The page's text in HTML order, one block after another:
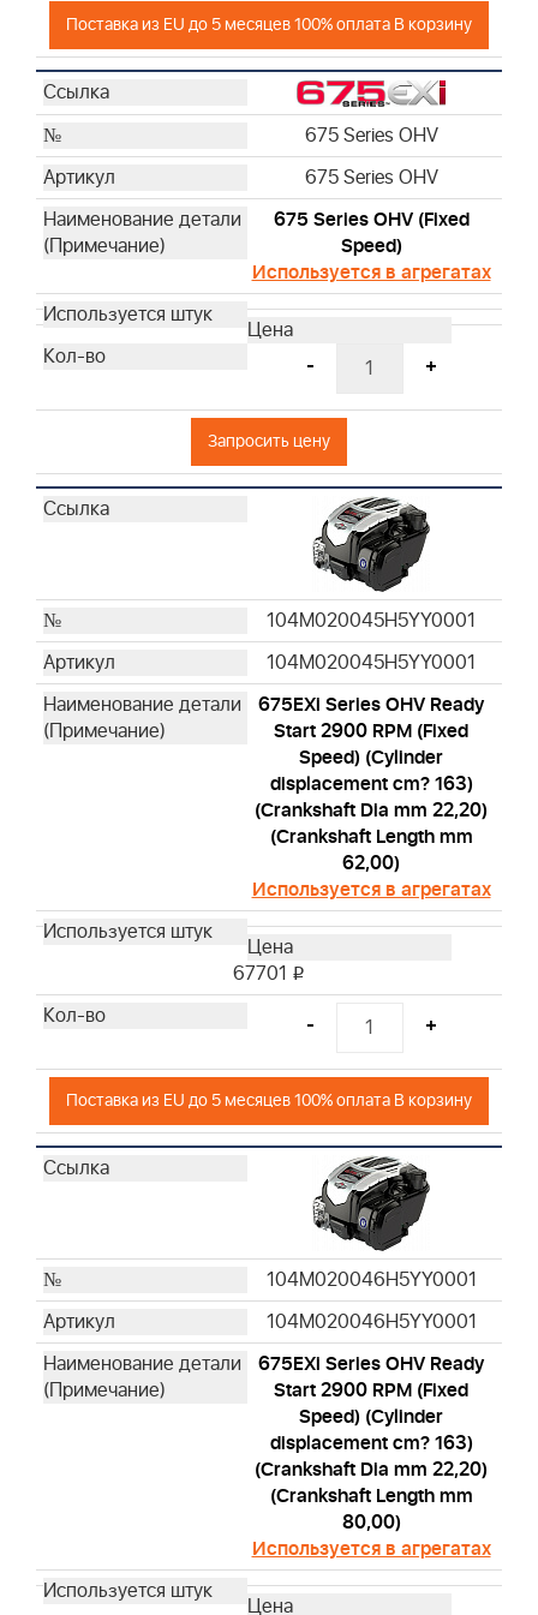
Поставка из EU до 5 месяцев 100% оплата В корзину
675 Series OHV
675 Series OHV
675 Series OHV (Fixed
Speed)
Используется в агрегатах
- +
Запросить цену
104M020045H5YY0001
104M020045H5YY0001
675EXi Series OHV Ready
Start 2900 RPM (Fixed
Speed) (Cylinder
displacement cm? 163)
(Crankshaft Dia mm 22,20)
(Crankshaft Length mm
62,00)
Используется в агрегатах
67701 i
- +
Поставка из EU до 5 месяцев 100% оплата В корзину
104M020046H5YY0001
104M020046H5YY0001
675EXi Series OHV Ready
Start 2900 RPM (Fixed
Speed) (Cylinder
displacement cm? 163)
(Crankshaft Dia mm 22,20)
(Crankshaft Length mm
80,00)
Используется в агрегатах